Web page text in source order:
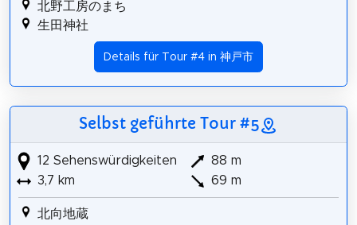
北野工房のまち
生田神社
Details für Tour #4 in 神戸市
Selbst geführte Tour #5
12 Sehenswürdigkeiten
3,7 km
88 m
69 m
北向地蔵